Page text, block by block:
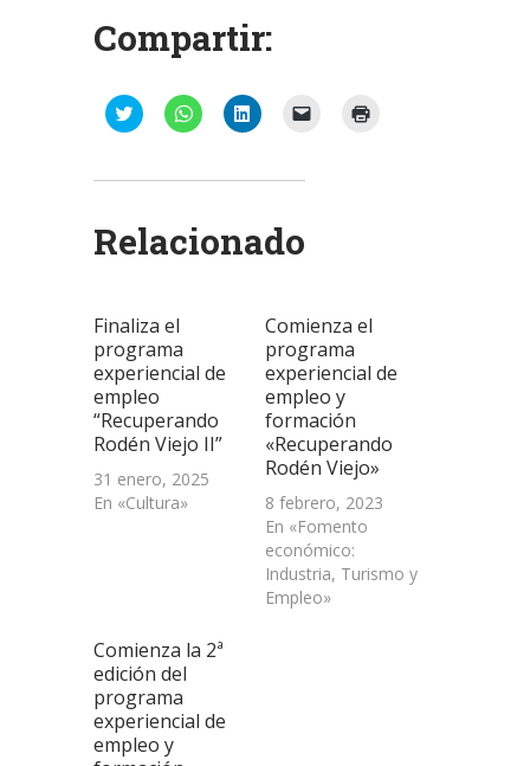
Compartir:
Haz
clic
Twitter
en
una
Haz
clic
WhatsApp
en
una
Haz
clic
LinkedIn
en
una
en
una
ventana
nueva)
Relacionado
Finaliza el
programa
experiencial de
empleo
“Recuperando
Rodén Viejo II”
31 enero, 2025
En «Cultura»
Comienza el
programa
experiencial de
empleo y
formación
«Recuperando
Rodén Viejo»
8 febrero, 2023
En «Fomento
económico:
Industria, Turismo y
Empleo»
Comienza la 2ª
edición del
programa
experiencial de
empleo y